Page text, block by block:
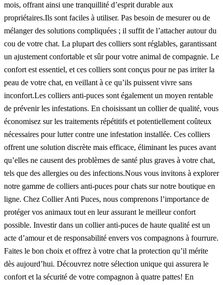
mois, offrant ainsi une tranquillité d’esprit durable aux
propriétaires.Ils sont faciles à utiliser. Pas besoin de mesurer ou de
mélanger des solutions compliquées ; il suffit de l’attacher autour du
cou de votre chat. La plupart des colliers sont réglables, garantissant
un ajustement confortable et sûr pour votre animal de compagnie. Le
confort est essentiel, et ces colliers sont conçus pour ne pas irriter la
peau de votre chat, en veillant à ce qu’ils puissent vivre sans
inconfort.Les colliers anti-puces sont également un moyen rentable
de prévenir les infestations. En choisissant un collier de qualité, vous
économisez sur les traitements répétitifs et potentiellement coûteux
nécessaires pour lutter contre une infestation installée. Ces colliers
offrent une solution discrète mais efficace, éliminant les puces avant
qu’elles ne causent des problèmes de santé plus graves à votre chat,
tels que des allergies ou des infections.Nous vous invitons à explorer
notre gamme de colliers anti-puces pour chats sur notre boutique en
ligne. Chez Collier Anti Puces, nous comprenons l’importance de
protéger vos animaux tout en leur assurant le meilleur confort
possible. Investir dans un collier anti-puces de haute qualité est un
acte d’amour et de responsabilité envers vos compagnons à fourrure.
Faites le bon choix et offrez à votre chat la protection qu’il mérite
dès aujourd’hui. Découvrez notre sélection unique qui assurera le
confort et la sécurité de votre compagnon à quatre pattes! En